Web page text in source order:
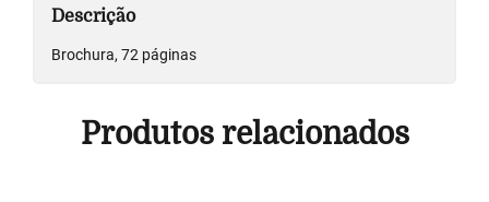
Descrição
Brochura, 72 páginas
Produtos relacionados